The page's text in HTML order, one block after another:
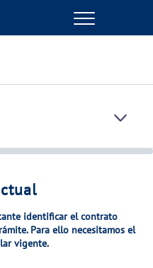
Menu
identificar elcontrato
. Para ello necesitamos el
vigente.